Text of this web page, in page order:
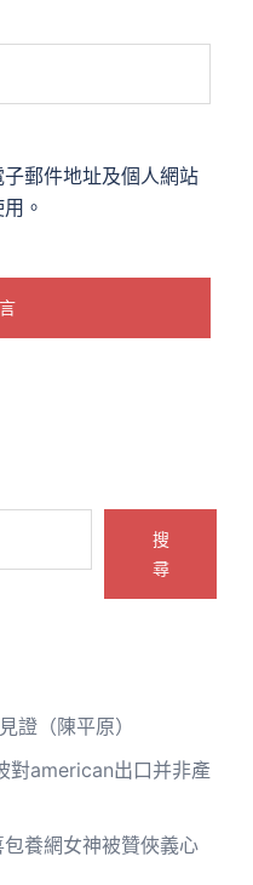
郵件地址及個人網站
。
搜
尋
證（陳平原）
對american出口并非產
養網女神被贊俠義心